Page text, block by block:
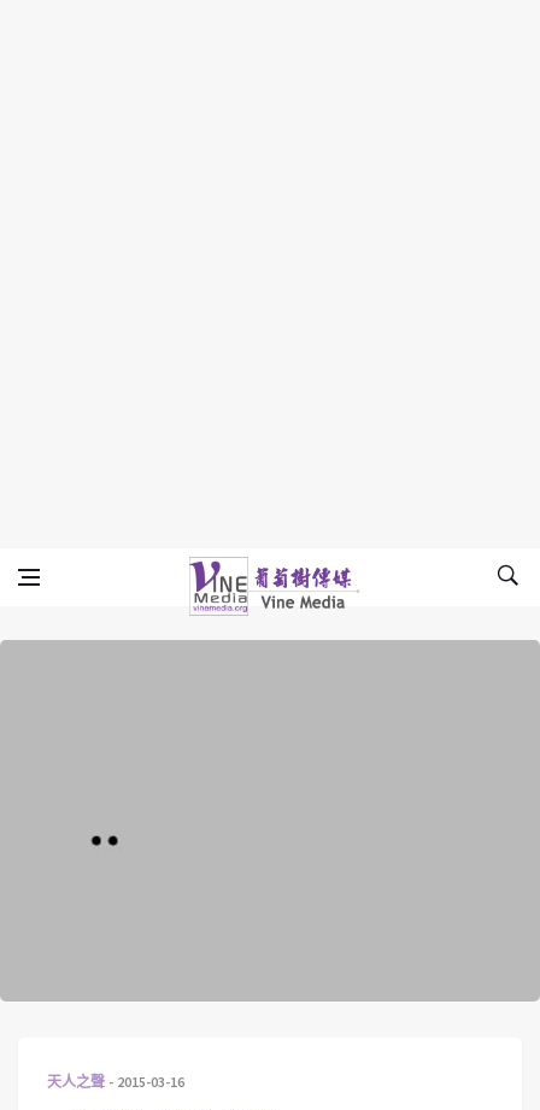
Vine Media
葡萄樹傳媒
天人之聲 2015-03-16